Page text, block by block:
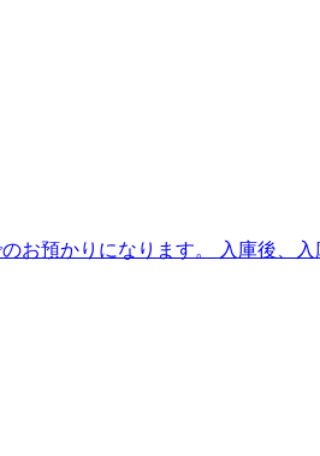
お預かりになります。 入庫後、